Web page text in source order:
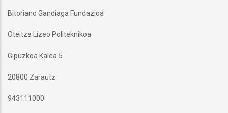
Bitoriano Gandiaga Fundazioa
Oteitza Lizeo Politeknikoa
Gipuzkoa Kalea 5
20800 Zarautz
943111000